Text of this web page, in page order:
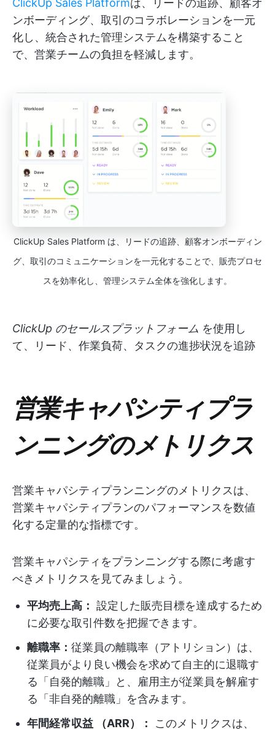
ClickUp Sales Platformは、リードの追跡、顧客オ
ンボーディング、取引のコラボレーションを一元
化し、統合された管理システムを構築すること
で、営業チームの負担を軽減します。
ClickUp Sales Platform は、リードの追跡、顧客オンボーディン
グ、取引のコミュニケーションを一元化することで、販売プロセ
スを効率化し、管理システム全体を強化します。
ClickUp のセールスプラットフォーム を使用し
て、リード、作業負荷、タスクの進捗状況を追跡
営業キャパシティプラ
ンニングのメトリクス
営業キャパシティプランニングのメトリクスは、
営業キャパシティプランのパフォーマンスを数値
化する定量的な指標です。
営業キャパシティをプランニングする際に考慮す
べきメトリクスを見てみましょう。
平均売上高： 設定した販売目標を達成するため
に必要な取引件数を把握できます。
離職率： 従業員の離職率（アトリション）は、
従業員がより良い機会を求めて自主的に退職す
る「自発的離職」と、雇用主が従業員を解雇す
る「非自発的離職」を含みます。
年間経常収益 （ARR）：
このメトリクスは、